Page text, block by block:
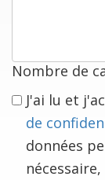
Nombre de
J'ai lu et
de
données